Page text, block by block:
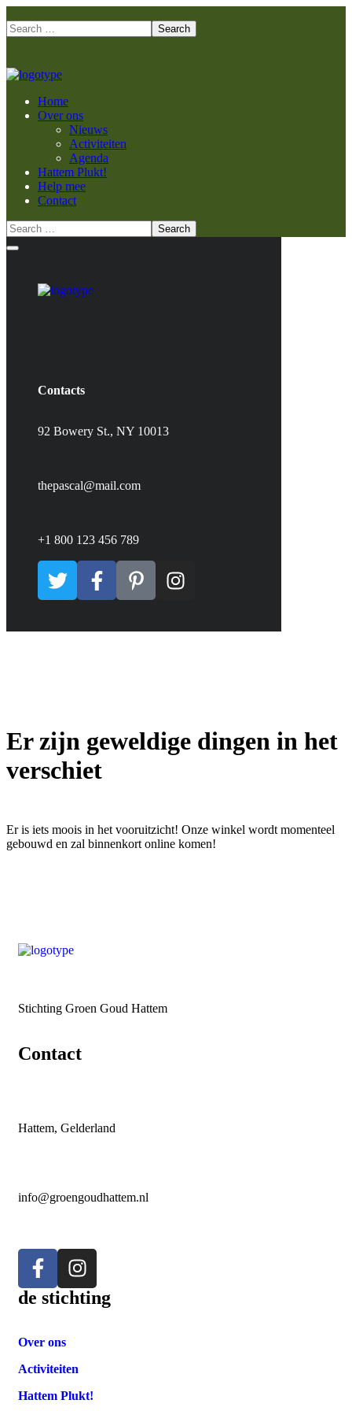
Home
Over ons
Nieuws
Activiteiten
Agenda
Hattem Plukt!
Help mee
Contact
Contacts
92 Bowery St., NY 10013
thepascal@mail.com
+1 800 123 456 789
Er zijn geweldige dingen in het
verschiet
Er is iets moois in het vooruitzicht! Onze winkel wordt momenteel
gebouwd en zal binnenkort online komen!
Stichting Groen Goud Hattem
Contact
Hattem, Gelderland
info@groengoudhattem.nl
de stichting
Over ons
Activiteiten
Hattem Plukt!